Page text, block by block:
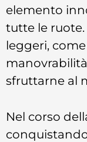
elemento
tutte le ruote.
leggeri,
sfruttarne al
Nel corso